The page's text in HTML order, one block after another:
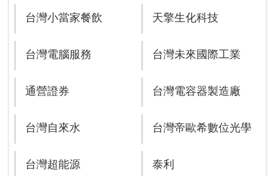
台灣小當家餐飲 天擎生化科技
台灣電腦服務 台灣未來國際工業
通營證券 台灣電容器製造廠
台灣自來水 台灣帝歐希數位光學
台灣超能源 泰利